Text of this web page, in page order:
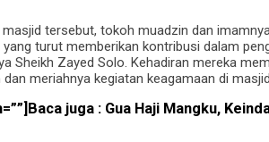
tersebut, tokoh muadzin dan
turut memberikan kontribusi dalam
Sheikh Zayed Solo. Kehadiran mereka
meriahnya kegiatan keagamaan di
juga : Gua Haji Mangku,